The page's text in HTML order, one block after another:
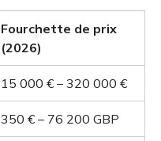
Fourchette de prix
(2026)
15 000 € – 320 000 €
350 € – 76 200 GBP